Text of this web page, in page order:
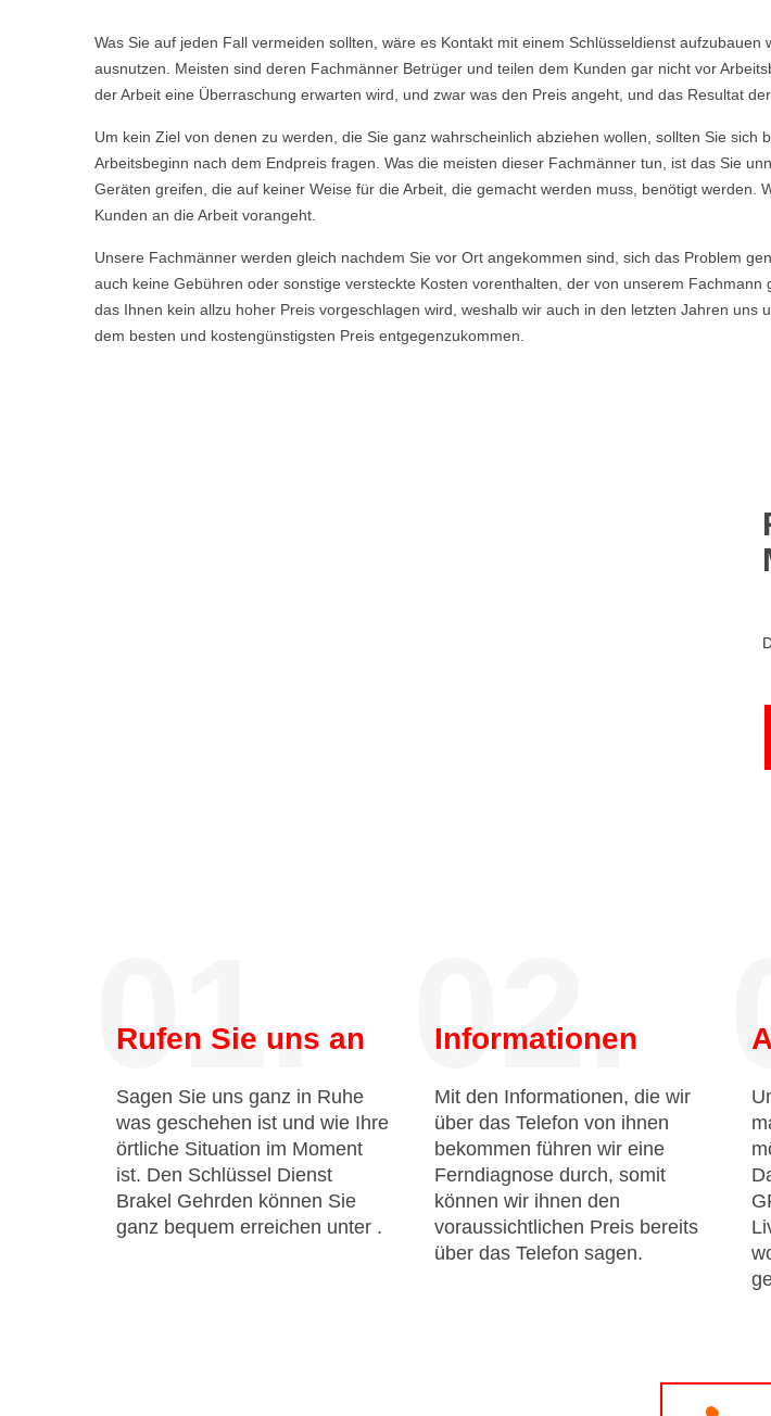
Was Sie auf jeden Fall vermeiden sollten, wäre es Kontakt mit einem Schlüsseldienst
ausnutzen. Meisten sind deren Fachmänner Betrüger und teilen dem Kunden gar nicht vor
der Arbeit eine Überraschung erwarten wird, und zwar was den Preis angeht, und das Resultat der
Um kein Ziel von denen zu werden, die Sie ganz wahrscheinlich abziehen wollen, sollten Sie
Arbeitsbeginn nach dem Endpreis fragen. Was die meisten dieser Fachmänner tun, ist das Sie
Geräten greifen, die auf keiner Weise für die Arbeit, die gemacht werden muss, benötigt
Kunden an die Arbeit vorangeht.
Unsere Fachmänner werden gleich nachdem Sie vor Ort angekommen sind, sich das Problem
auch keine Gebühren oder sonstige versteckte Kosten vorenthalten, der von unserem
das Ihnen kein allzu hoher Preis vorgeschlagen wird, weshalb wir auch in den letzten Jahren
dem besten und kostengünstigsten Preis entgegenzukommen.
01.
Rufen Sie uns an
Sagen Sie uns ganz in Ruhe
was geschehen ist und wie Ihre
örtliche Situation im Moment
ist. Den Schlüssel Dienst
Brakel Gehrden können Sie
ganz bequem erreichen unter .
02.
Informationen
Mit den Informationen, die wir
über das Telefon von ihnen
bekommen führen wir eine
Ferndiagnose durch, somit
können wir ihnen den
voraussichtlichen Preis bereits
über das Telefon sagen.